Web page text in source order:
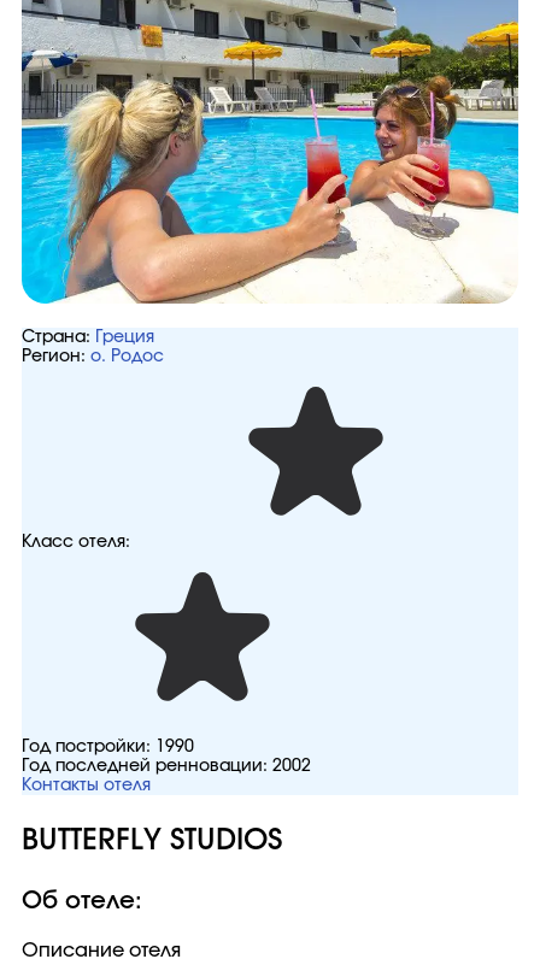
Страна:
Греция
Регион: о. Родос
Класс отеля:
Год постройки:
1990
Год последней ренновации: 2002
Контакты отеля
BUTTERFLY STUDIOS
Об отеле:
Описание отеля